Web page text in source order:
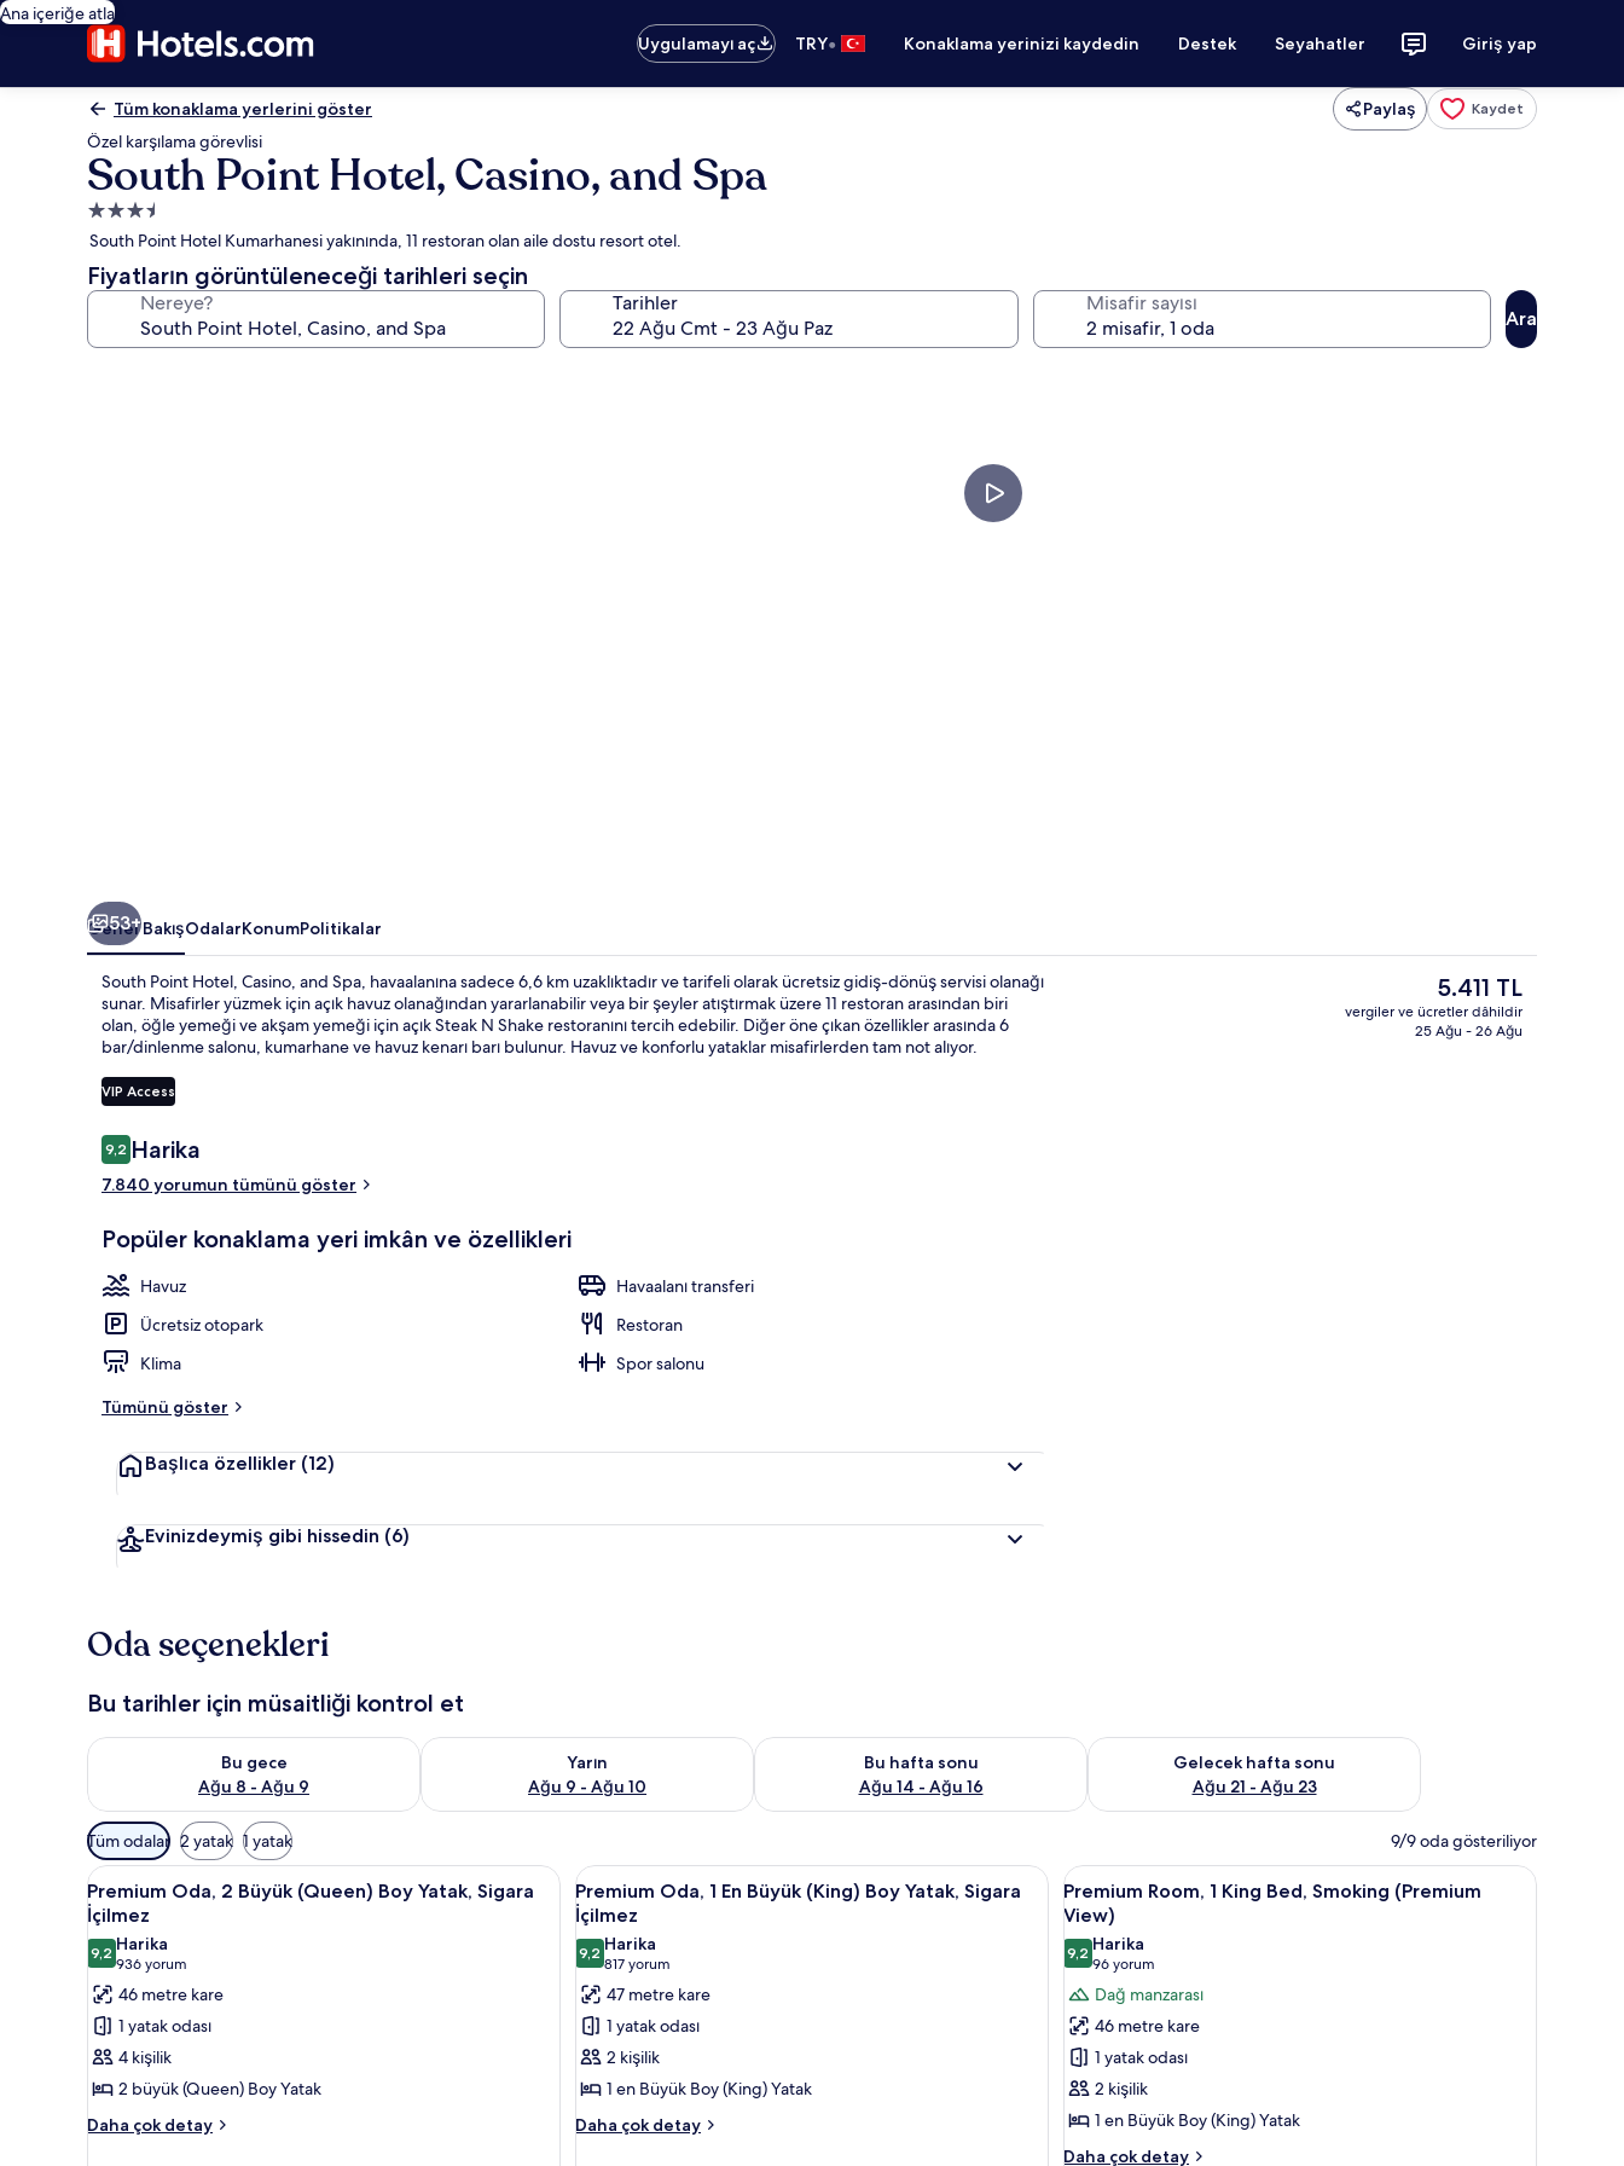
Ana içeriğe atla
Uygulamayı aç
TRY• Konaklama yerinizi kaydedin Destek Seyahatler Giriş yap
Tüm konaklama yerlerini göster Paylaş Kaydet
Özel karşılama görevlisi
South Point Hotel, Casino, and Spa
3.5
yıldızlı
konaklama
yeri
South Point Hotel Kumarhanesi yakınında, 11 restoran olan aile dostu resort otel.
Fiyatların görüntüleneceği tarihleri seçin
Nereye? Tarihler Misafir sayısı
Ara
53+
Genel BakışOdalarKonumPolitikalar
South Point Hotel, Casino, and Spa, havaalanına sadece 6,6 km uzaklıktadır ve tarifeli olarak ücretsiz gidiş-dönüş servisi olanağı
sunar. Misafirler yüzmek için açık havuz olanağından yararlanabilir veya bir şeyler atıştırmak üzere 11 restoran arasından biri
olan, öğle yemeği ve akşam yemeği için açık Steak N Shake restoranını tercih edebilir. Diğer öne çıkan özellikler arasında 6
bar/dinlenme salonu, kumarhane ve havuz kenarı barı bulunur. Havuz ve konforlu yataklar misafirlerden tam not alıyor.
VIP Access
Yorumlar
9,29,2/10
Harika
7.840 yorumun tümünü göster
Popüler konaklama yeri imkân ve özellikleri
Havuz
Havaalanı transferi
Ücretsiz otopark
Restoran
Klima
Spor salonu
Tümünü göster
Başlıca özellikler (12)
Evinizdeymiş gibi hissedin (6)
Şu
anki
fiyat
5.411 TL
vergiler ve ücretler dâhildir
25 Ağu - 26 Ağu
Oda seçenekleri
Bu tarihler için müsaitliği kontrol et
Bu gece
Ağu 8 - Ağu 9
Bu gece için müsaitliği kontrol et Ağu 8 - Ağu 9
Yarın
Ağu 9 - Ağu 10
Yarın için müsaitliği kontrol et Ağu 9 - Ağu 10
Bu hafta sonu
Ağu 14 - Ağu 16
Bu hafta sonu için müsaitliği kontrol et Ağu 14 - Ağu 16
Gelecek hafta sonu
Ağu 21 - Ağu 23
Önümüzdeki hafta sonu için müsaitliği kontrol et Ağu 21 -
Odalar
için
mevcut
filtreler
Tüm odalar 2 yatak 1 yatak 9/9 oda gösteriliyor
Premium
Oda,
2
Büyük
(Queen)
Boy
Yatak,
Sigara
İçilmez
için
Kaliteli yatak takımı, odada kasa, masa
7
Premium Oda, 2 Büyük (Queen) Boy Yatak, Sigara
İçilmez
9,29,2 / 10
Harika
936 yorum
(936
yorum)
46 metre kare
1 yatak odası
4 kişilik
2 büyük (Queen) Boy Yatak
Daha çok detay
Premium
Premium
Oda,
1
En
Büyük
(King)
Boy
Yatak,
Sigara
İçilmez
Kaliteli yatak takımı, odada kasa, masa
7
Premium Oda, 1 En Büyük (King) Boy Yatak, Sigara
İçilmez
9,29,2 / 10
Harika
817 yorum
(817
yorum)
47 metre kare
1 yatak odası
2 kişilik
1 en Büyük Boy (King) Yatak
Daha çok detay
Premium
Premium
Room,
1
King
Bed,
Smoking
(Premium
View)
için
tüm
fotoğrafları
Kaliteli yatak takımı, odada kasa, masa
7
Premium Room, 1 King Bed, Smoking (Premium
View)
9,29,2 / 10
Harika
96 yorum
(96
yorum)
Dağ manzarası
46 metre kare
1 yatak odası
2 kişilik
1 en Büyük Boy (King) Yatak
Daha çok detay
Premium